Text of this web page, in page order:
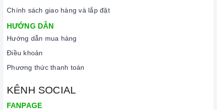
Chính sách giao hàng và lắp đặt
HƯỚNG DẪN
Hướng dẫn mua hàng
Điều khoản
Phương thức thanh toán
KÊNH SOCIAL
FANPAGE